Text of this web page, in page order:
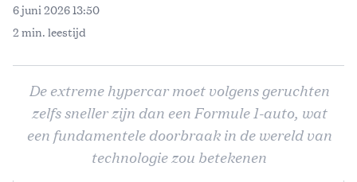
6 juni 2026 13:50
2 min. leestijd
De extreme hypercar moet volgens geruchten
zelfs sneller zijn dan een Formule 1-auto, wat
een fundamentele doorbraak in de wereld van
technologie zou betekenen